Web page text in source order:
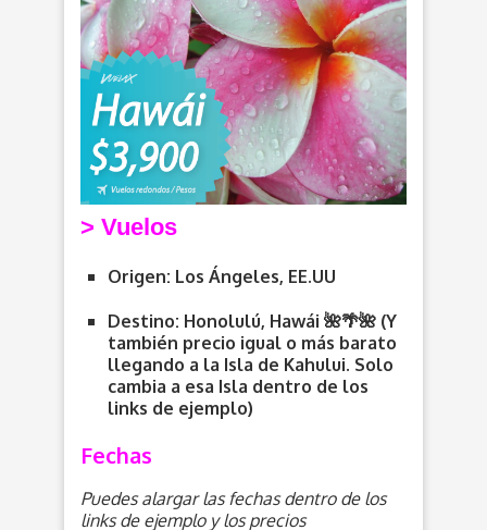
> Vuelos
Origen: Los Ángeles, EE.UU
Destino: Honolulú, Hawái 🌺🌴🌺 (Y
también precio igual o más barato
llegando a la Isla de Kahului. Solo
cambia a esa Isla dentro de los
links de ejemplo)
Fechas
Puedes alargar las fechas dentro de los
links de ejemplo y los precios